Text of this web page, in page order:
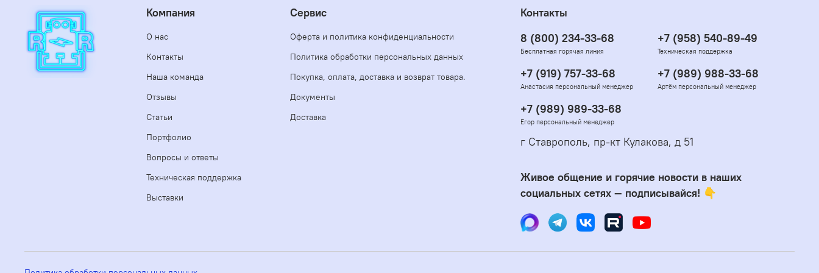
Компания
О нас
Контакты
Наша команда
Отзывы
Статьи
Портфолио
Вопросы и ответы
Техническая поддержка
Выставки
Сервис
Оферта и политика конфиденциальности
Политика обработки персональных данных
Покупка, оплата, доставка и возврат товара.
Документы
Доставка
Контакты
8 (800) 234-33-68
Бесплатная горячая линия
+7 (958) 540-89-49
Техническая поддержка
+7 (919) 757-33-68
Анастасия персональный менеджер
+7 (989) 988-33-68
Артём персональный менеджер
+7 (989) 989-33-68
Егор персональный менеджер
г Ставрополь, пр-кт Кулакова, д 51
Живое общение и горячие новости в наших
социальных сетях — подписывайся! 👇